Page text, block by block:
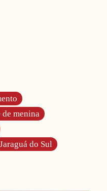
de menina
Jaraguá do Sul